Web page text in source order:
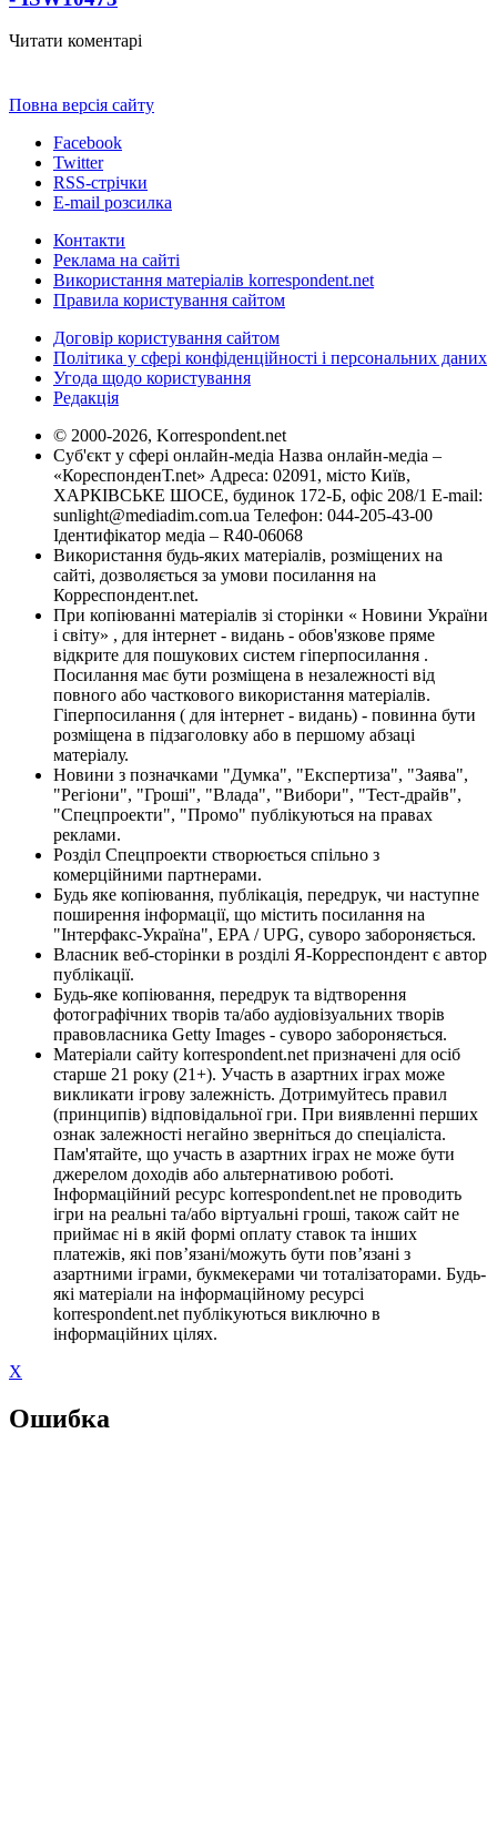
Читати коментарі
Повна версія сайту
Facebook
Twitter
RSS-стрічки
E-mail розсилка
Контакти
Реклама на сайті
Використання матеріалів korrespondent.net
Правила користування сайтом
Договір користування сайтом
Політика у сфері конфіденційності і персональних даних
Угода щодо користування
Редакція
© 2000-2026, Korrespondent.net
Суб'єкт у сфері онлайн-медіа Назва онлайн-медіа –
«КореспонденТ.net» Адреса: 02091, місто Київ,
ХАРКІВСЬКЕ ШОСЕ, будинок 172-Б, офіс 208/1 E-mail:
sunlight@mediadim.com.ua Телефон: 044-205-43-00
Ідентифікатор медіа – R40-06068
Використання будь-яких матеріалів, розміщених на
сайті, дозволяється за умови посилання на
Корреспондент.net.
При копіюванні матеріалів зі сторінки « Новини України
і світу» , для інтернет - видань - обов'язкове пряме
відкрите для пошукових систем гіперпосилання .
Посилання має бути розміщена в незалежності від
повного або часткового використання матеріалів.
Гіперпосилання ( для інтернет - видань) - повинна бути
розміщена в підзаголовку або в першому абзаці
матеріалу.
Новини з позначками "Думка", "Експертиза", "Заява",
"Регіони", "Гроші", "Влада", "Вибори", "Тест-драйв",
"Спецпроекти", "Промо" публікуються на правах
реклами.
Розділ Спецпроекти створюється спільно з
комерційними партнерами.
Будь яке копіювання, публікація, передрук, чи наступне
поширення інформації, що містить посилання на
"Інтерфакс-Україна", EPA / UPG, суворо забороняється.
Власник веб-сторінки в розділі Я-Корреспондент є автор
публікації.
Будь-яке копіювання, передрук та відтворення
фотографічних творів та/або аудіовізуальних творів
правовласника Getty Images - суворо забороняється.
Матеріали сайту korrespondent.net призначені для осіб
старше 21 року (21+). Участь в азартних іграх може
викликати ігрову залежність. Дотримуйтесь правил
(принципів) відповідальної гри. При виявленні перших
ознак залежності негайно зверніться до спеціаліста.
Пам'ятайте, що участь в азартних іграх не може бути
джерелом доходів або альтернативою роботі.
Інформаційний ресурс korrespondent.net не проводить
ігри на реальні та/або віртуальні гроші, також сайт не
приймає ні в якій формі оплату ставок та інших
платежів, які пов’язані/можуть бути пов’язані з
азартними іграми, букмекерами чи тоталізаторами. Будь-
які матеріали на інформаційному ресурсі
korrespondent.net публікуються виключно в
інформаційних цілях.
X
Ошибка